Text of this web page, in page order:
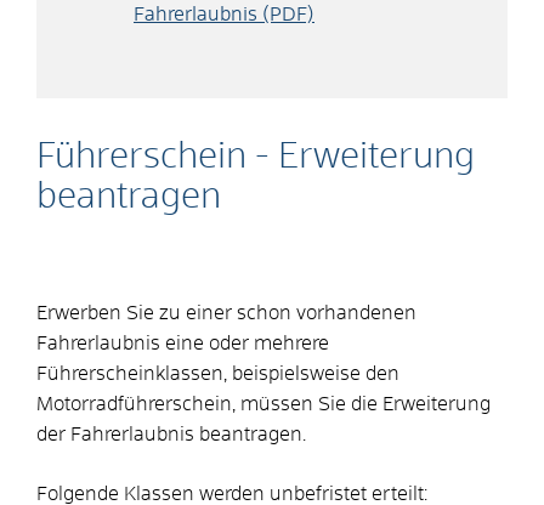
Führerschein - Erweiterung
beantragen
Erwerben Sie zu einer schon vorhandenen
Fahrerlaubnis eine oder mehrere
Führerscheinklassen, beispielsweise den
Motorradführerschein, müssen Sie die Erweiterung
der Fahrerlaubnis beantragen.
Folgende Klassen werden unbefristet erteilt:
Fahrerlaubnis (PDF)